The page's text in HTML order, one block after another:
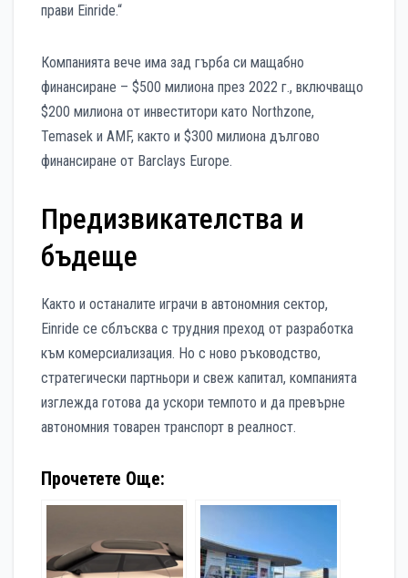
прави Einride.“
Компанията вече има зад гърба си мащабно
финансиране – $500 милиона през 2022 г., включващо
$200 милиона от инвеститори като Northzone,
Temasek и AMF, както и $300 милиона дългово
финансиране от Barclays Europe.
Предизвикателства и
бъдеще
Както и останалите играчи в автономния сектор,
Einride се сблъсква с трудния преход от разработка
към комерсиализация. Но с ново ръководство,
стратегически партньори и свеж капитал, компанията
изглежда готова да ускори темпото и да превърне
автономния товарен транспорт в реалност.
Прочетете Още: